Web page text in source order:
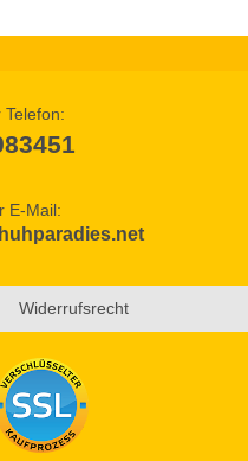
E-Mail:
Widerrufsrecht